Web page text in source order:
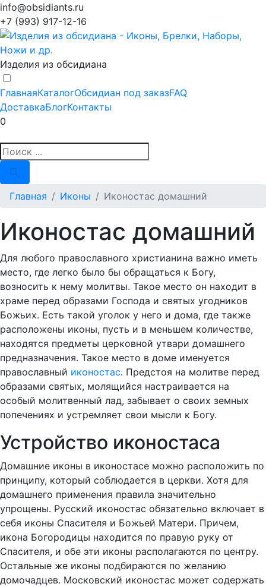
info@obsidiants.ru
+7 (993) 917-12-16
Изделия из обсидиана
ГлавнаяКаталогОбсидиан под заказFAQ
ДоставкаБлогКонтакты
0
Главная Иконы Иконостас домашний
Иконостас домашний
Для любого православного христианина важно иметь
место, где легко было бы обращаться к Богу,
возносить к нему молитвы. Такое место он находит в
храме перед образами Господа и святых угодников
Божьих. Есть такой уголок у него и дома, где также
расположены иконы, пусть и в меньшем количестве,
находятся предметы церковной утвари домашнего
предназначения. Такое место в доме именуется
православный иконостас. Предстоя на молитве перед
образами святых, молящийся настраивается на
особый молитвенный лад, забывает о своих земных
попечениях и устремляет свои мысли к Богу.
Устройство иконостаса
Домашние иконы в иконостасе можно расположить по
принципу, который соблюдается в церкви. Хотя для
домашнего применения правила значительно
упрощены. Русский иконостас обязательно включает в
себя иконы Спасителя и Божьей Матери. Причем,
икона Богородицы находится по правую руку от
Спасителя, и обе эти иконы располагаются по центру.
Остальные же иконы подбираются по желанию
домочадцев. Московский иконостас может содержать